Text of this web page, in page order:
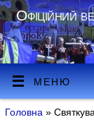
Офіційний
МЕНЮ
Головна »